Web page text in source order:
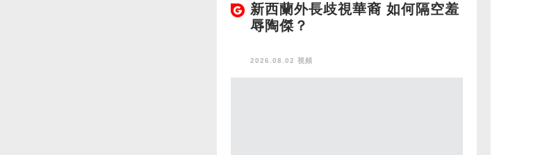
新西蘭外長歧視華裔 如何隔空羞
辱陶傑？
2026.08.02 視頻